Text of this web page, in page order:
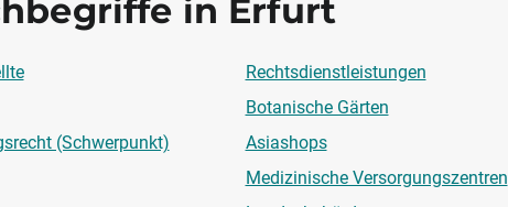
in Erfurt
Rechtsdienstleistungen
Botanische Gärten
(Schwerpunkt)
Asiashops
Medizinische Versorgungszentren